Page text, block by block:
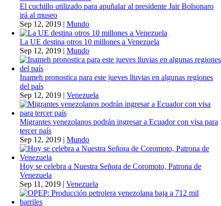
El cuchillo utilizado para apuñalar al presidente Jair Bolsonaro
irá al museo
Sep 12, 2019 | Mundo
La UE destina otros 10 millones a Venezuela
Sep 12, 2019 | Mundo
Inameh pronostica para este jueves lluvias en algunas regiones
del país
Sep 12, 2019 | Venezuela
Migrantes venezolanos podrán ingresar a Ecuador con visa para
tercer país
Sep 12, 2019 | Mundo
Hoy se celebra a Nuestra Señora de Coromoto, Patrona de
Venezuela
Sep 11, 2019 | Venezuela